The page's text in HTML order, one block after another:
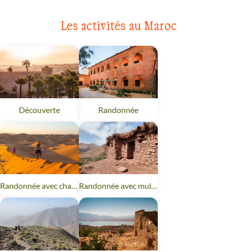
Les activités au Maroc
Découverte Randonnée
Randonnée avec chameau Maroc Randonnée avec mulet